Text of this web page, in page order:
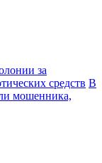
за
средств В
мошенника,